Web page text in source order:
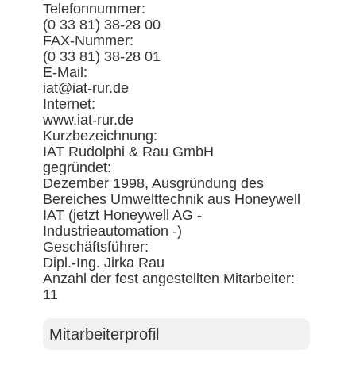
Telefonnummer:
(0 33 81) 38-28 00
FAX-Nummer:
(0 33 81) 38-28 01
E-Mail:
iat@iat-rur.de
Internet:
www.iat-rur.de
Kurzbezeichnung:
IAT Rudolphi & Rau GmbH
gegründet:
Dezember 1998, Ausgründung des
Bereiches Umwelttechnik aus Honeywell
IAT (jetzt Honeywell AG -
Industrieautomation -)
Geschäftsführer:
Dipl.-Ing. Jirka Rau
Anzahl der fest angestellten Mitarbeiter:
11
Mitarbeiterprofil